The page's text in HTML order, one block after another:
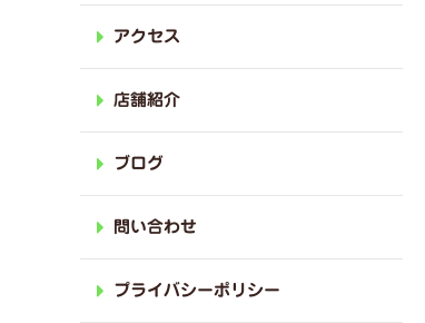
アクセス
店舗紹介
ブログ
問い合わせ
プライバシーポリシー